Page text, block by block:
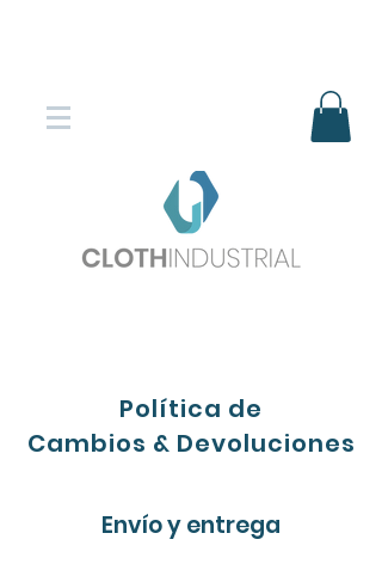
Política de
Cambios & Devoluciones
Envío y entrega